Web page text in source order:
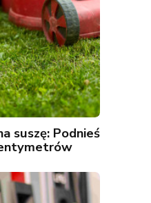
suszę: Podnieś